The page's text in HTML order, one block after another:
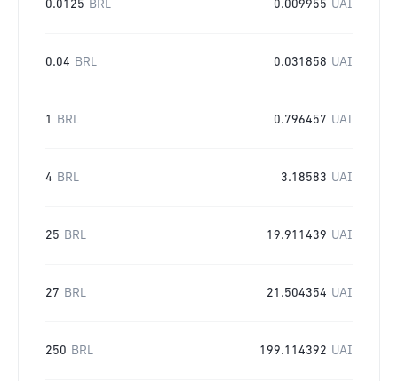
0.0125 BRL 0.009955 UAI
0.04 BRL 0.031858 UAI
1 BRL 0.796457 UAI
4 BRL 3.18583 UAI
25 BRL 19.911439 UAI
27 BRL 21.504354 UAI
250 BRL 199.114392 UAI